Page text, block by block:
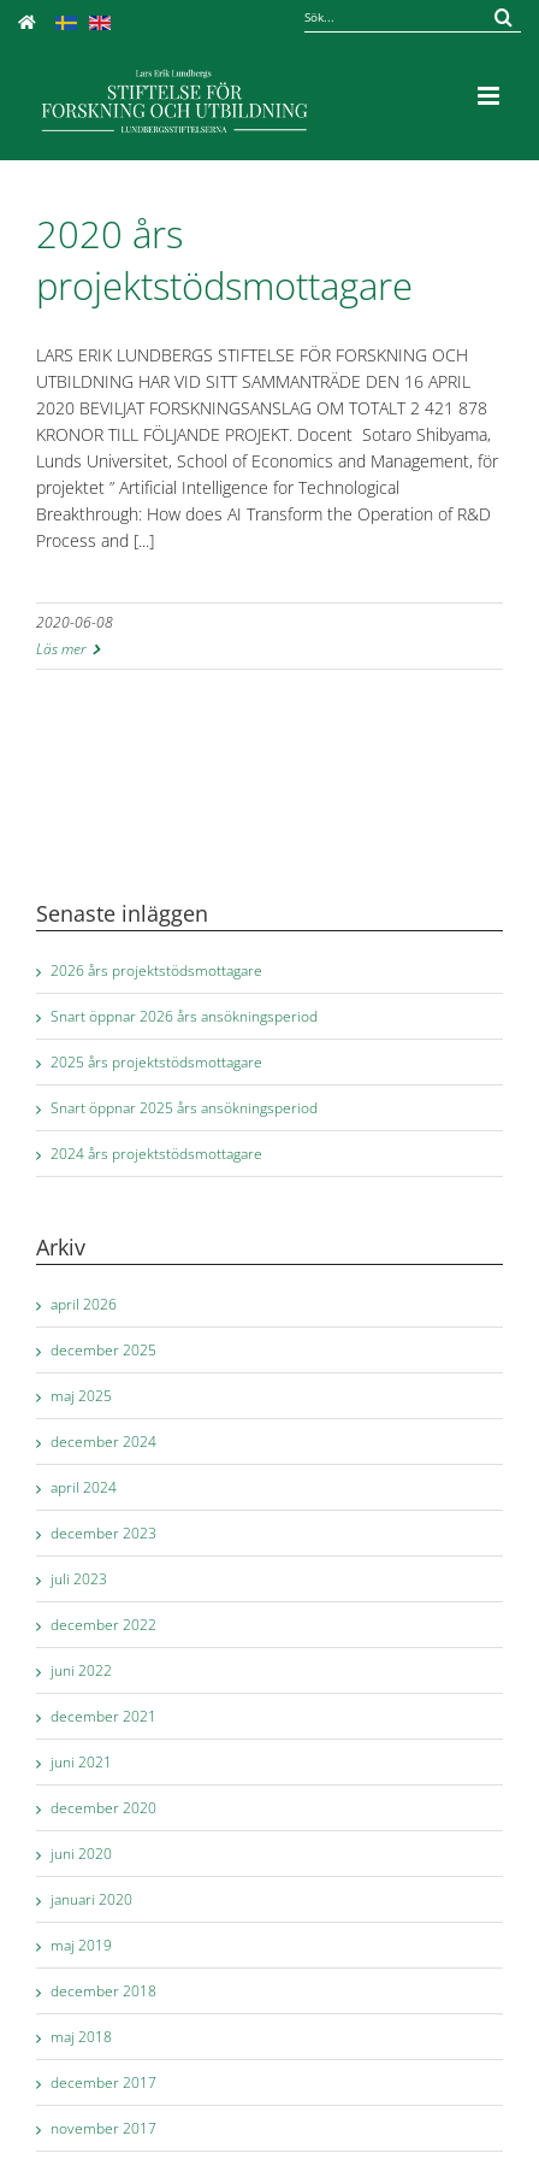
Fortsätt
Sök
2020 års
projektstödsmottagare
LARS ERIK LUNDBERGS STIFTELSE FÖR FORSKNING OCH
UTBILDNING HAR VID SITT SAMMANTRÄDE DEN 16 APRIL
2020 BEVILJAT FORSKNINGSANSLAG OM TOTALT 2 421 878
KRONOR TILL FÖLJANDE PROJEKT. Docent Sotaro Shibyama,
Lunds Universitet, School of Economics and Management, för
projektet ” Artificial Intelligence for Technological
Breakthrough: How does AI Transform the Operation of R&D
Process and [...]
2020-06-08
Läs mer
Senaste inläggen
2026 års projektstödsmottagare
Snart öppnar 2026 års ansökningsperiod
2025 års projektstödsmottagare
Snart öppnar 2025 års ansökningsperiod
2024 års projektstödsmottagare
Arkiv
april 2026
december 2025
maj 2025
december 2024
april 2024
december 2023
juli 2023
december 2022
juni 2022
december 2021
juni 2021
december 2020
juni 2020
januari 2020
maj 2019
december 2018
maj 2018
december 2017
november 2017